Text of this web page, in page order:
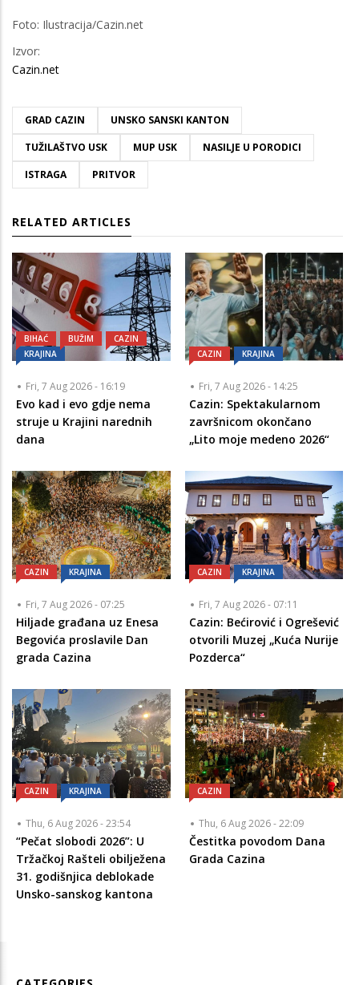
Foto: Ilustracija/Cazin.net
Izvor:
Cazin.net
GRAD CAZIN
UNSKO SANSKI KANTON
TUŽILAŠTVO USK
MUP USK
NASILJE U PORODICI
ISTRAGA
PRITVOR
RELATED ARTICLES
BIHAĆ BUŽIM
CAZIN
KRAJINA
Fri, 7 Aug 2026 - 16:19
Evo kad i evo gdje nema
struje u Krajini narednih
dana
CAZIN KRAJINA
Fri, 7 Aug 2026 - 14:25
Cazin: Spektakularnom
završnicom okončano
„Lito moje medeno 2026“
CAZIN KRAJINA
Fri, 7 Aug 2026 - 07:25
Hiljade građana uz Enesa
Begovića proslavile Dan
grada Cazina
CAZIN KRAJINA
Fri, 7 Aug 2026 - 07:11
Cazin: Bećirović i Ogrešević
otvorili Muzej „Kuća Nurije
Pozderca“
CAZIN KRAJINA
Thu, 6 Aug 2026 - 23:54
“Pečat slobodi 2026”: U
Tržačkoj Rašteli obilježena
31. godišnjica deblokade
Unsko-sanskog kantona
CAZIN
Thu, 6 Aug 2026 - 22:09
Čestitka povodom Dana
Grada Cazina